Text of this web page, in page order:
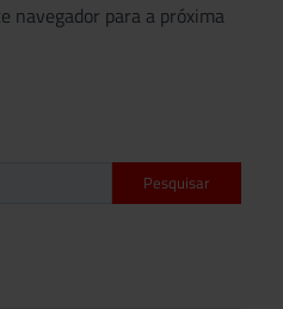
navegador para a próxima
Pesquisar